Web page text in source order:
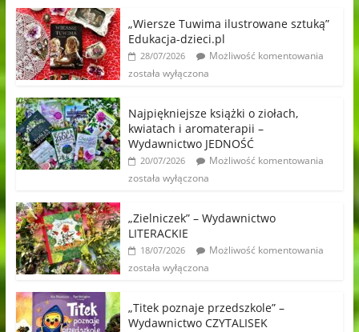
„Wiersze Tuwima ilustrowane sztuką”
Edukacja-dzieci.pl
28/07/2026
Możliwość komentowania
została wyłączona
Najpiękniejsze książki o ziołach,
kwiatach i aromaterapii –
Wydawnictwo JEDNOŚĆ
20/07/2026
Możliwość komentowania
została wyłączona
„Zielniczek” – Wydawnictwo
LITERACKIE
18/07/2026
Możliwość komentowania
została wyłączona
„Titek poznaje przedszkole” –
Wydawnictwo CZYTALISEK